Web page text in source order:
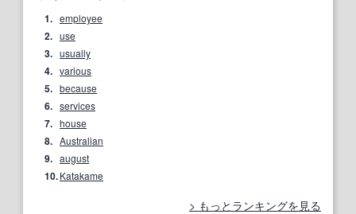
1. employee
2. use
3. usually
4. various
5. because
6. services
7. house
8. Australian
9. august
10.Katakame
もっとランキングを見る